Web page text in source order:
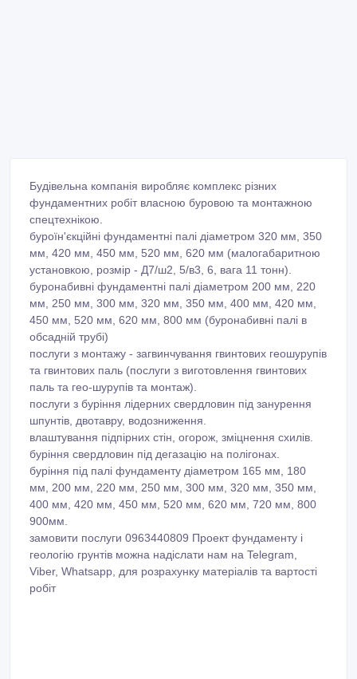
Будівельна компанія виробляє комплекс різних
фундаментних робіт власною буровою та монтажною
спецтехнікою.
буроїн'єкційні фундаментні палі діаметром 320 мм, 350
мм, 420 мм, 450 мм, 520 мм, 620 мм (малогабаритною
установкою, розмір - Д7/ш2, 5/в3, 6, вага 11 тонн).
буронабивні фундаментні палі діаметром 200 мм, 220
мм, 250 мм, 300 мм, 320 мм, 350 мм, 400 мм, 420 мм,
450 мм, 520 мм, 620 мм, 800 мм (буронабивні палі в
обсадній трубі)
послуги з монтажу - загвинчування гвинтових геошурупів
та гвинтових паль (послуги з виготовлення гвинтових
паль та гео-шурупів та монтаж).
послуги з буріння лідерних свердловин під занурення
шпунтів, двотавру, водозниження.
влаштування підпірних стін, огорож, зміцнення схилів.
буріння свердловин під дегазацію на полігонах.
буріння під палі фундаменту діаметром 165 мм, 180
мм, 200 мм, 220 мм, 250 мм, 300 мм, 320 мм, 350 мм,
400 мм, 420 мм, 450 мм, 520 мм, 620 мм, 720 мм, 800
900мм.
замовити послуги 0963440809 Проект фундаменту і
геологію грунтів можна надіслати нам на Telegram,
Viber, Whatsapp, для розрахунку матеріалів та вартості
робіт